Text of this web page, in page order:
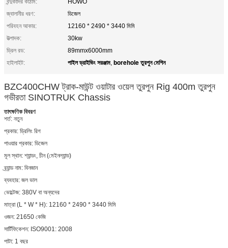
বন্দুকাদির কাঠাম:
HOWO
জ্বালানীর ধরণ:
ডিজেল
পরিবহন আকার:
12160 * 2490 * 3440 মিমি
উত্পাদক:
30kw
ড্রিল রড:
89mmx6000mm
হাইলাইট:
পাইল ড্রাইভিং সরঞ্জাম, borehole তুরপুন মেশিন
BZC400CHW ট্রাক-মাউন্ট ওয়াটার ওয়েল তুরপুন Rig 400m তুরপুন
গভীরতা SINOTRUK Chassis
তাৎক্ষণিক বিবরণ
শর্ত: নতুন
প্রকার: ড্রিলিং রিগ
পাওয়ার প্রকার: ডিজেল
মূল স্থান:শ্যান্ডং, চীন (মেইনল্যান্ড)
ব্র্যান্ড নাম: বিনজান
ব্যবহার: জল ভাল
ভোল্টেজ: 380V বা অন্যদের
মাত্রা (L * W * H): 12160 * 2490 * 3440 মিমি
ওজন: 21650 কেজি
সার্টিফিকেশন: ISO9001: 2008
পাটা: 1 বছর